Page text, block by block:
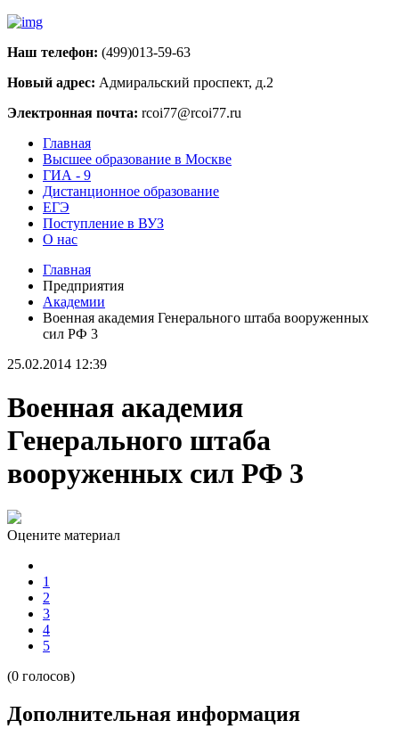
Наш телефон: (499)013-59-63
Новый адрес: Адмиральский проспект, д.2
Электронная почта: rcoi77@rcoi77.ru
Главная
Высшее образование в Москве
ГИА - 9
Дистанционное образование
ЕГЭ
Поступление в ВУЗ
О нас
Главная
Предприятия
Академии
Военная академия Генерального штаба вооруженных
сил РФ 3
25.02.2014 12:39
Военная академия
Генерального штаба
вооруженных сил РФ 3
Оцените материал
1
2
3
4
5
(0 голосов)
Дополнительная информация